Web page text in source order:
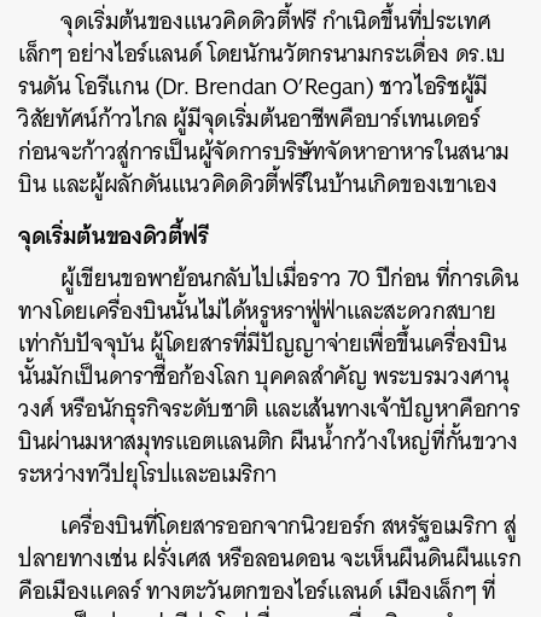
จุดเริ่มต้นของแนวคิดดิวตี้ฟรี กำเนิดขึ้นที่ประเทศ
เล็กๆ อย่างไอร์แลนด์ โดยนักนวัตกรนามกระเดื่อง ดร.เบ
รนดัน โอรีแกน (Dr. Brendan O’Regan) ชาวไอริชผู้มี
วิสัยทัศน์ก้าวไกล ผู้มีจุดเริ่มต้นอาชีพคือบาร์เทนเดอร์
ก่อนจะก้าวสู่การเป็นผู้จัดการบริษัทจัดหาอาหารในสนาม
บิน และผู้ผลักดันแนวคิดดิวตี้ฟรีในบ้านเกิดของเขาเอง
จุดเริ่มต้นของดิวตี้ฟรี
ผู้เขียนขอพาย้อนกลับไปเมื่อราว 70 ปีก่อน ที่การเดิน
ทางโดยเครื่องบินนั้นไม่ได้หรูหราฟู่ฟ่าและสะดวกสบาย
เท่ากับปัจจุบัน ผู้โดยสารที่มีปัญญาจ่ายเพื่อขึ้นเครื่องบิน
นั้นมักเป็นดาราชื่อก้องโลก บุคคลสำคัญ พระบรมวงศานุ
วงศ์ หรือนักธุรกิจระดับชาติ และเส้นทางเจ้าปัญหาคือการ
บินผ่านมหาสมุทรแอตแลนติก ผืนน้ำกว้างใหญ่ที่กั้นขวาง
ระหว่างทวีปยุโรปและอเมริกา
เครื่องบินที่โดยสารออกจากนิวยอร์ก สหรัฐอเมริกา สู่
ปลายทางเช่น ฝรั่งเศส หรือลอนดอน จะเห็นผืนดินผืนแรก
คือเมืองแคลร์ ทางตะวันตกของไอร์แลนด์ เมืองเล็กๆ ที่